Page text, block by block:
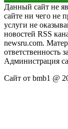
Данный сайт не
сайте ни чего не
услуги не
новостей RSS
newsru.com.
ответственность
Администрация
Сайт от bmb1 @